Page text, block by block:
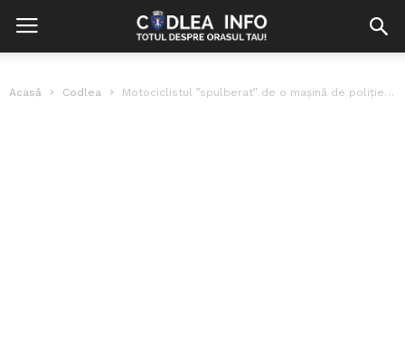
Acasă Codlea Motociclistul ”spulberat” de o mașină de poliție este la rândul său polițist